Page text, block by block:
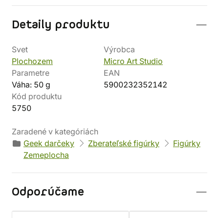
Detaily produktu
Svet
Plochozem
Výrobca
Micro Art Studio
Parametre
Váha: 50 g
EAN
5900232352142
Kód produktu
5750
Zaradené v kategóriách
Geek darčeky
Zberateľské figúrky
Figúrky
Zemeplocha
Odporúčame